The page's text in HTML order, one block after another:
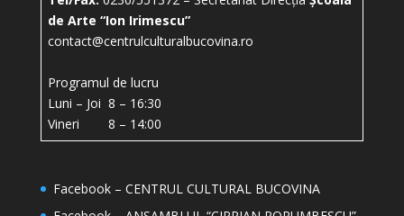
de Arte “Ion Irimescu”
contact@centrulculturalbucovina.ro
Programul de lucru
Luni – Joi 8 – 16:30
Vineri 8 – 14:00
Facebook – CENTRUL CULTURAL BUCOVINA